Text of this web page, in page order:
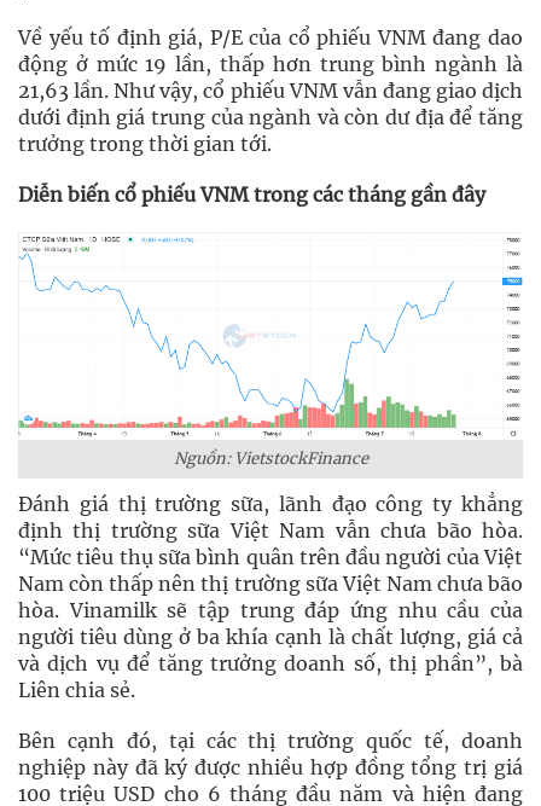
Về yếu tố định giá, P/E của cổ phiếu VNM đang dao
động ở mức 19 lần, thấp hơn trung bình ngành là
21,63 lần. Như vậy, cổ phiếu VNM vẫn đang giao dịch
dưới định giá trung của ngành và còn dư địa để tăng
trưởng trong thời gian tới.
Diễn biến cổ phiếu VNM trong các tháng gần đây
Nguồn: VietstockFinance
Đánh giá thị trường sữa, lãnh đạo công ty khẳng
định thị trường sữa Việt Nam vẫn chưa bão hòa.
“Mức tiêu thụ sữa bình quân trên đầu người của Việt
Nam còn thấp nên thị trường sữa Việt Nam chưa bão
hòa. Vinamilk sẽ tập trung đáp ứng nhu cầu của
người tiêu dùng ở ba khía cạnh là chất lượng, giá cả
và dịch vụ để tăng trưởng doanh số, thị phần”, bà
Liên chia sẻ.
Bên cạnh đó, tại các thị trường quốc tế, doanh
nghiệp này đã ký được nhiều hợp đồng tổng trị giá
100 triệu USD cho 6 tháng đầu năm và hiện đang